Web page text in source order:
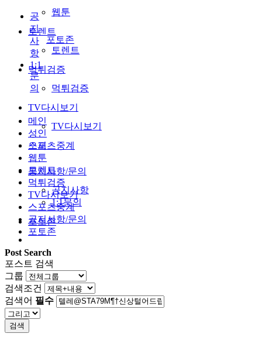
웹툰
토렌트
토렌트
먹튀검증
먹튀검증
TV다시보기
TV다시보기
스포츠중계
공지사항/문의
공지사항
1:1문의
포토존
공
지
사
항
1:1
문
의
포토존
메인
성인
오피
웹툰
토렌트
먹튀검증
TV다시보기
스포츠중계
공지사항/문의
포토존
Post Search
포스트 검색
그룹
검색조건
검색어 필수
검색